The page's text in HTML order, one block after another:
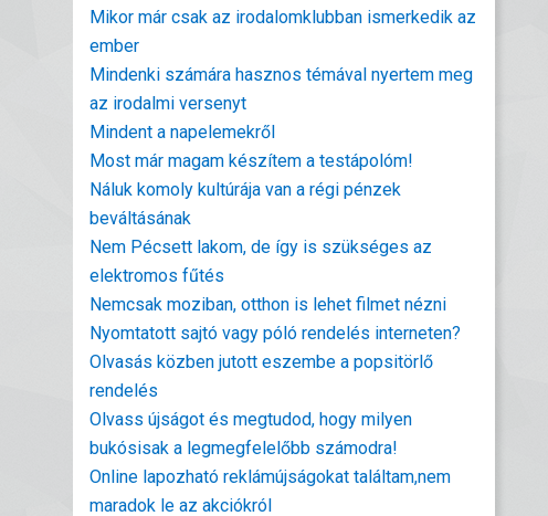
Mikor már csak az irodalomklubban ismerkedik az
ember
Mindenki számára hasznos témával nyertem meg
az irodalmi versenyt
Mindent a napelemekről
Most már magam készítem a testápolóm!
Náluk komoly kultúrája van a régi pénzek
beváltásának
Nem Pécsett lakom, de így is szükséges az
elektromos fűtés
Nemcsak moziban, otthon is lehet filmet nézni
Nyomtatott sajtó vagy póló rendelés interneten?
Olvasás közben jutott eszembe a popsitörlő
rendelés
Olvass újságot és megtudod, hogy milyen
bukósisak a legmegfelelőbb számodra!
Online lapozható reklámújságokat találtam,nem
maradok le az akciókról